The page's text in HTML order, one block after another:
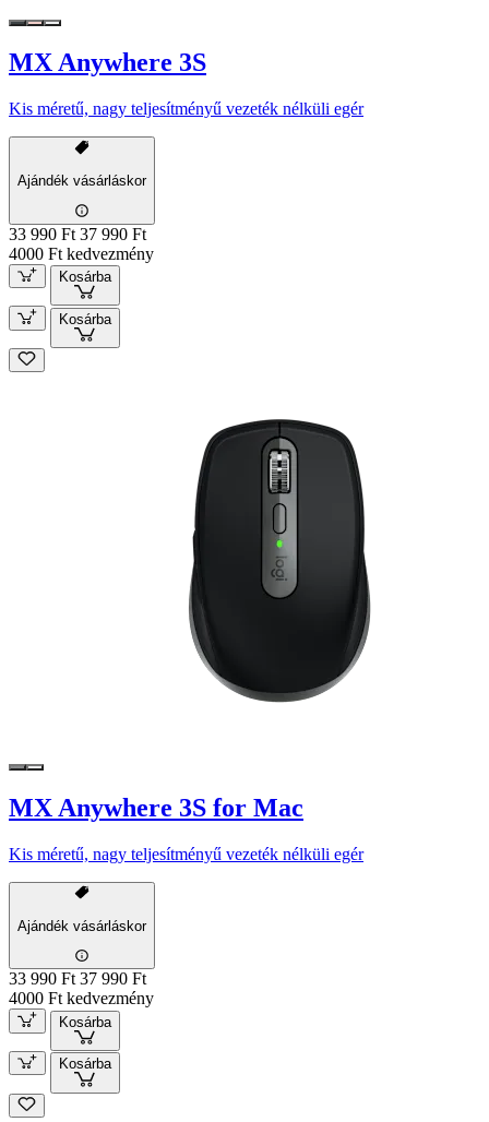
MX Anywhere 3S
Kis méretű, nagy teljesítményű vezeték nélküli egér
Ajándék vásárláskor
33 990 Ft 37 990 Ft
4000 Ft kedvezmény
Kosárba
Kosárba
MX Anywhere 3S for Mac
Kis méretű, nagy teljesítményű vezeték nélküli egér
Ajándék vásárláskor
33 990 Ft 37 990 Ft
4000 Ft kedvezmény
Kosárba
Kosárba